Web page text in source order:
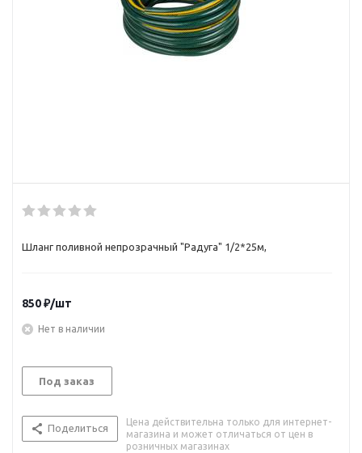
Шланг поливной непрозрачный "Радуга" 1/2*25м,
850₽/шт
Нет в наличии
Под заказ
Поделиться
Цена действительна только для интернет-
магазина и может отличаться от цен в
розничных магазинах